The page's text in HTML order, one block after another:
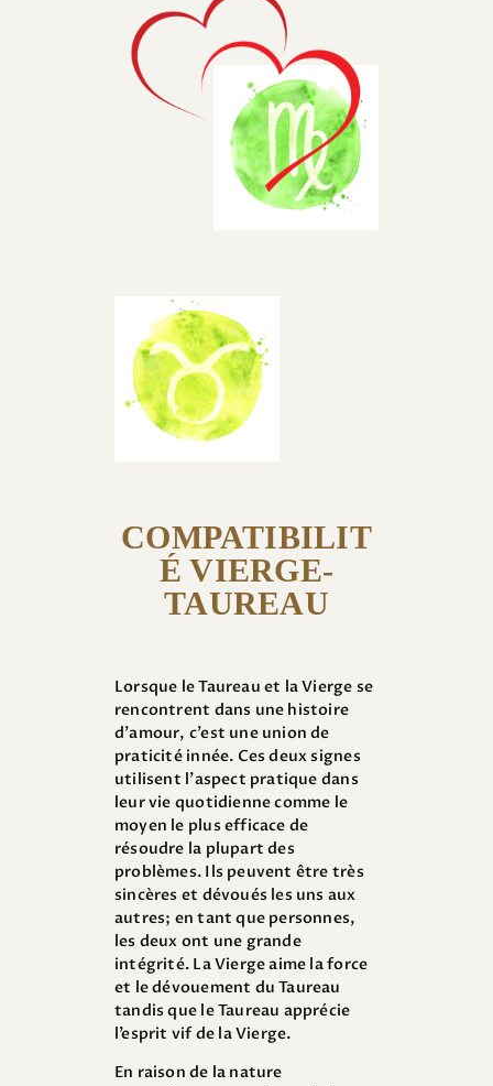
COMPATIBILIT
É VIERGE-
TAUREAU
Lorsque le Taureau et la Vierge se
rencontrent dans une histoire
d’amour, c’est une union de
praticité innée. Ces deux signes
utilisent l’aspect pratique dans
leur vie quotidienne comme le
moyen le plus efficace de
résoudre la plupart des
problèmes. Ils peuvent être très
sincères et dévoués les uns aux
autres; en tant que personnes,
les deux ont une grande
intégrité. La Vierge aime la force
et le dévouement du Taureau
tandis que le Taureau apprécie
l’esprit vif de la Vierge.
En raison de la nature